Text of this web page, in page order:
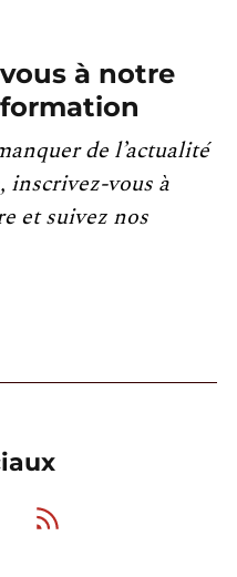
à notre
de l’actualité
inscrivez-vous à
et suivez nos
Github